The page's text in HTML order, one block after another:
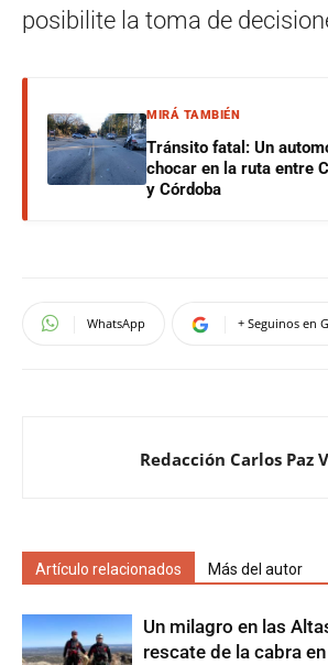
posibilite la toma de
MIRÁ TAMBIÉN
Tránsito fatal: Un
chocar en la ruta entre
y Córdoba
WhatsApp + Seguinos en
Redacción Carlos Paz
Artículo relacionados Más del autor
Un milagro en las
rescate de la cabra